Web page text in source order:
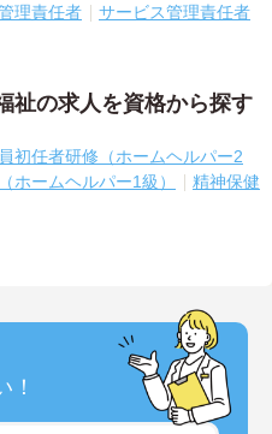
理責任者
サービス管理責任者
祉の求人を資格から探す
初任者研修（ホームヘルパー2
ホームヘルパー1級）
精神保健
！